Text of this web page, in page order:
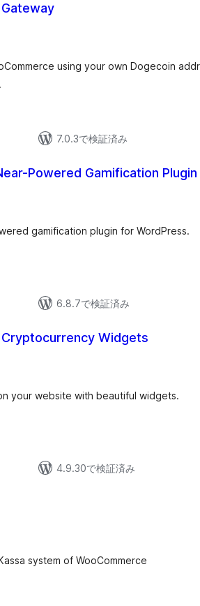
using your own Dogecoin
7.0.3で検証済み
Powered Gamification
gamification plugin for WordPress.
6.8.7で検証済み
Widgets
your website with beautiful widgets.
4.9.30で検証済み
system of WooCommerce